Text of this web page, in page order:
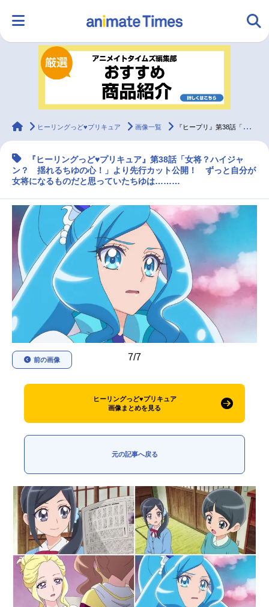
ランキング アニメ
ラジオ みんなの声 グッズ
マンガ・ラノベ ゲーム・アプリ 音楽 コスプレ
2.5次元 配信・Vtuber トレンド 無料マンガ
最新記事一覧
アニメ記事一覧 声優記事一覧
アニメ映画一覧 実写化映画一覧
今期アニメ曜日別一覧
春アニメ 夏アニメ
秋アニメ
animateTimes
ヒーリングっど♥プリキュア 画像一覧 『ヒープリ』第38話「女将？ハイジャン？ 揺れるちゆの心！」より先行カット公開！
『ヒーリングっど♥プリキュア』第38話「女将？ハイジャ
ン？ 揺れるちゆの心！」より先行カット公開！ ずっと自分が
女将になるものだと思っていたちゆは………
7/7
前の画像
ヒーリングっど♥プリキュア
画像まとめを見る
元の記事へ戻る